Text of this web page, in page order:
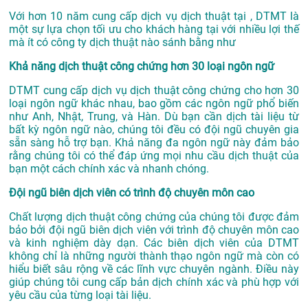
Với hơn 10 năm cung cấp dịch vụ dịch thuật tại , DTMT là
một sự lựa chọn tối ưu cho khách hàng tại với nhiều lợi thế
mà ít có công ty dịch thuật nào sánh bằng như
Khả năng dịch thuật công chứng hơn 30 loại ngôn ngữ
DTMT cung cấp dịch vụ dịch thuật công chứng cho hơn 30
loại ngôn ngữ khác nhau, bao gồm các ngôn ngữ phổ biến
như Anh, Nhật, Trung, và Hàn. Dù bạn cần dịch tài liệu từ
bất kỳ ngôn ngữ nào, chúng tôi đều có đội ngũ chuyên gia
sẵn sàng hỗ trợ bạn. Khả năng đa ngôn ngữ này đảm bảo
rằng chúng tôi có thể đáp ứng mọi nhu cầu dịch thuật của
bạn một cách chính xác và nhanh chóng.
Đội ngũ biên dịch viên có trình độ chuyên môn cao
Chất lượng dịch thuật công chứng của chúng tôi được đảm
bảo bởi đội ngũ biên dịch viên với trình độ chuyên môn cao
và kinh nghiệm dày dạn. Các biên dịch viên của DTMT
không chỉ là những người thành thạo ngôn ngữ mà còn có
hiểu biết sâu rộng về các lĩnh vực chuyên ngành. Điều này
giúp chúng tôi cung cấp bản dịch chính xác và phù hợp với
yêu cầu của từng loại tài liệu.